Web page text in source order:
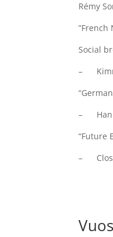
Rémy
”French
Social
–
–
“Future
–